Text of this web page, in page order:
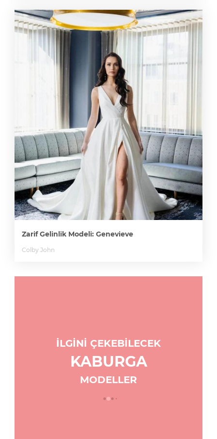
Zarif Gelinlik Modeli: Genevieve
Colby John
İLGİNİ ÇEKEBİLECEK
KABURGA
MODELLER